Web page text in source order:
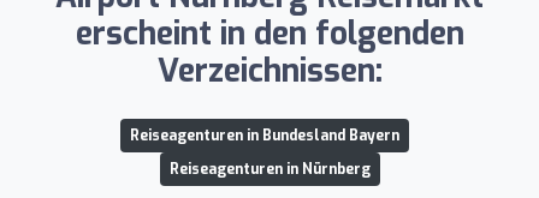
erscheint in den folgenden
Verzeichnissen:
Reiseagenturen in Bundesland Bayern
Reiseagenturen in Nürnberg